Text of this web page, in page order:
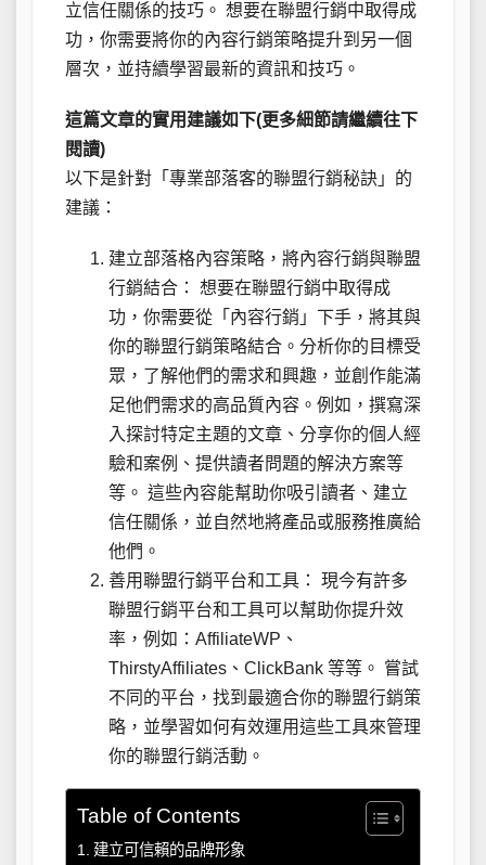
立信任關係的技巧。 想要在聯盟行銷中取得成
功，你需要將你的內容行銷策略提升到另一個
層次，並持續學習最新的資訊和技巧。
這篇文章的實用建議如下(更多細節請繼續往下
閱讀)
以下是針對「專業部落客的聯盟行銷秘訣」的
建議：
建立部落格內容策略，將內容行銷與聯盟
行銷結合： 想要在聯盟行銷中取得成
功，你需要從「內容行銷」下手，將其與
你的聯盟行銷策略結合。分析你的目標受
眾，了解他們的需求和興趣，並創作能滿
足他們需求的高品質內容。例如，撰寫深
入探討特定主題的文章、分享你的個人經
驗和案例、提供讀者問題的解決方案等
等。 這些內容能幫助你吸引讀者、建立
信任關係，並自然地將產品或服務推廣給
他們。
善用聯盟行銷平台和工具： 現今有許多
聯盟行銷平台和工具可以幫助你提升效
率，例如：AffiliateWP、
ThirstyAffiliates、ClickBank 等等。 嘗試
不同的平台，找到最適合你的聯盟行銷策
略，並學習如何有效運用這些工具來管理
你的聯盟行銷活動。
Table of Contents
建立可信賴的品牌形象